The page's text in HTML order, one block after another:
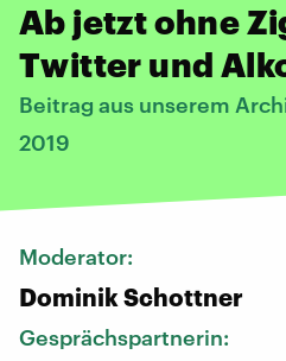
Ab jetzt ohne
Twitter und
Beitrag aus unserem
2019
Moderator:
Dominik Schottner
Gesprächspartnerin: